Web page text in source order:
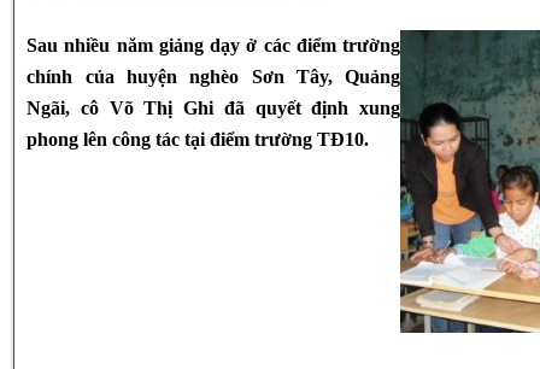
Sau nhiều năm giảng dạy ở các điểm trường
chính của huyện nghèo Sơn Tây, Quảng
Ngãi, cô Võ Thị Ghi đã quyết định xung
phong lên công tác tại điểm trường TĐ10.